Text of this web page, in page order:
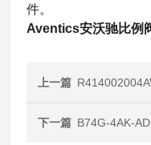
件。
Aventics安沃驰比例
上一篇
下一篇 B74G-4AK-